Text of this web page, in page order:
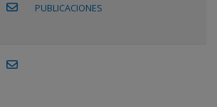
PUBLICACIONES